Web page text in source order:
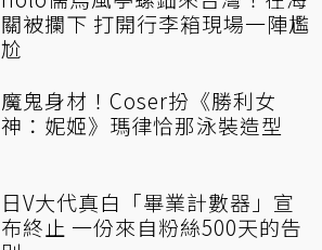
關被攔下 打開行李箱現場一陣尷
尬
魔鬼身材！Coser扮《勝利女
神：妮姬》瑪律恰那泳裝造型
日V大代真白「畢業計數器」宣
布終止 一份來自粉絲500天的告